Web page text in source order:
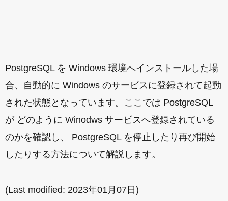
PostgreSQL を Windows 環境へインストールした場
合、自動的に Windows のサービスに登録されて起動
された状態となっています。ここでは PostgreSQL
が どのように Winodws サービスへ登録されている
のかを確認し、 PostgreSQL を停止したり再び開始
したりする方法について解説します。
(Last modified: 2023年01月07日 )